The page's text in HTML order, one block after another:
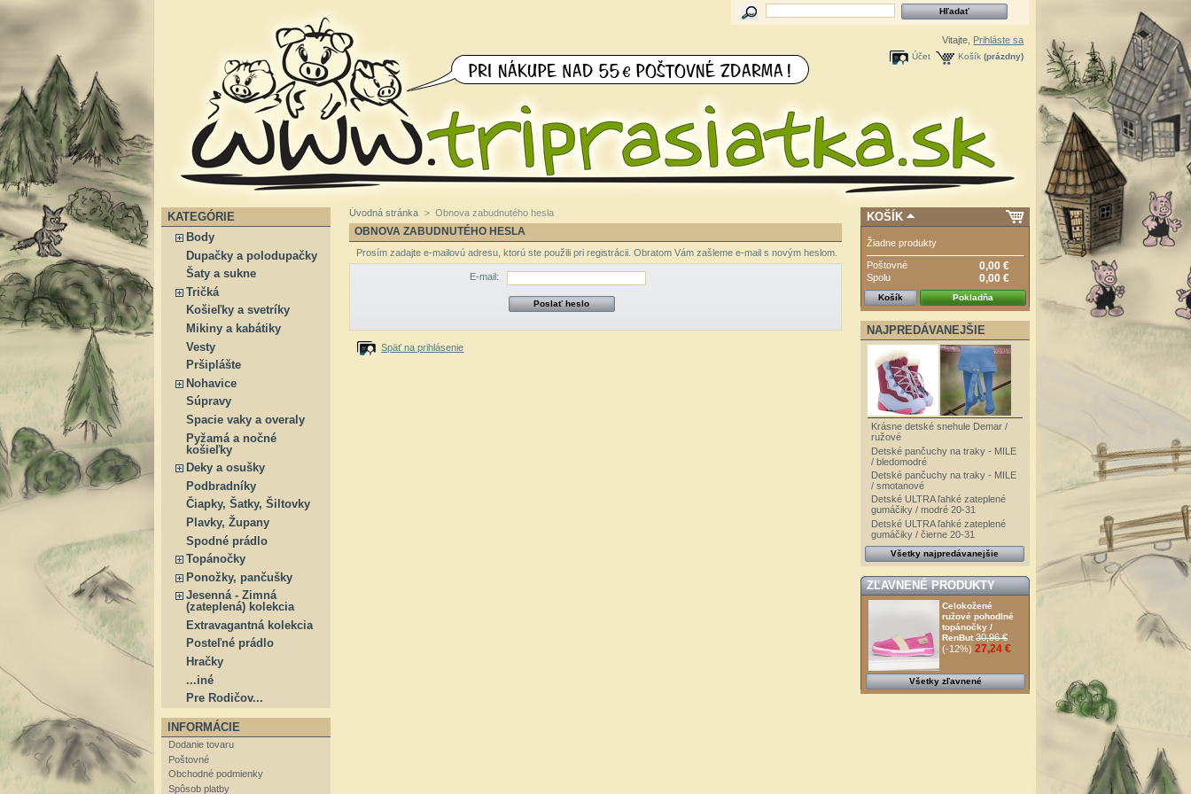
Vitajte, Prihláste sa
Košík (prázdny)
Účet
KATEGÓRIE
Body
Dupačky a polodupačky
Šaty a sukne
Tričká
Košieľky a svetríky
Mikiny a kabátiky
Vesty
Pršiplášte
Nohavice
Súpravy
Spacie vaky a overaly
Pyžamá a nočné
košieľky
Deky a osušky
Podbradníky
Čiapky, Šatky, Šiltovky
Plavky, Župany
Spodné prádlo
Topánočky
Ponožky, pančušky
Jesenná - Zimná
(zateplená) kolekcia
Extravagantná kolekcia
Posteľné prádlo
Hračky
...iné
Pre Rodičov...
INFORMÁCIE
Dodanie tovaru
Poštovné
Obchodné podmienky
Spôsob platby
Úvodná stránka > Obnova zabudnutého hesla
OBNOVA ZABUDNUTÉHO HESLA
Prosím zadajte e-mailovú adresu, ktorú ste použili pri registrácii. Obratom Vám zašleme e-mail s novým heslom.
E-mail:
Späť na prihlásenie
KOŠÍK
Žiadne produkty
Poštovné 0,00 €
Spolu 0,00 €
Košík Pokladňa
NAJPREDÁVANEJŠIE
Krásne detské snehule Demar /
ružové
Detské pančuchy na traky - MILE
/ bledomodré
Detské pančuchy na traky - MILE
/ smotanové
Detské ULTRA ľahké zateplené
gumáčiky / modré 20-31
Detské ULTRA ľahké zateplené
gumáčiky / čierne 20-31
Všetky najpredávanejšie
ZĽAVNENÉ PRODUKTY
Celokožené
ružové pohodlné
topánočky /
RenBut 30,96 €
(-12%) 27,24 €
Všetky zľavnené